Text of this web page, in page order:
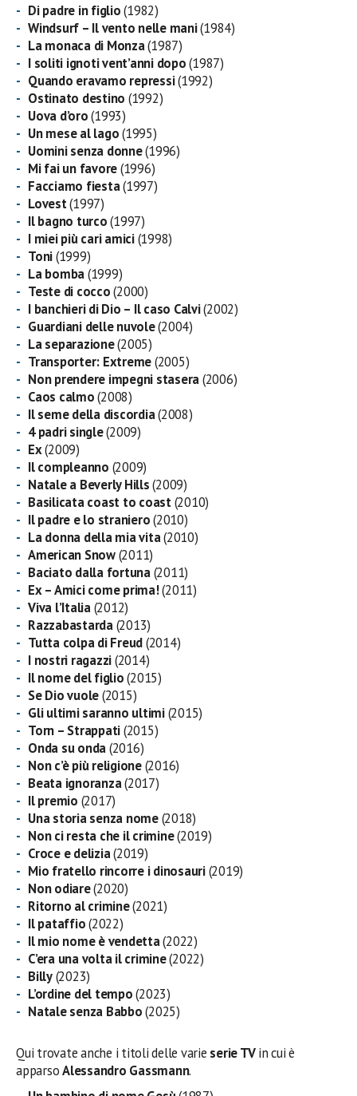
Di padre in figlio(1982)
Windsurf – Il vento nelle mani(1984)
La monaca di Monza(1987)
I soliti ignoti vent’anni dopo(1987)
Quando eravamo repressi(1992)
Ostinato destino (1992)
Uova d’oro(1993)
Un mese al lago(1995)
Uomini senza donne(1996)
Mi fai un favore(1996)
Facciamo fiesta(1997)
Lovest(1997)
Il bagno turco(1997)
I miei più cari amici(1998)
Toni(1999)
La bomba(1999)
Teste di cocco(2000)
I banchieri di Dio – Il caso Calvi(2002)
Guardiani delle nuvole(2004)
La separazione(2005)
Transporter: Extreme(2005)
Non prendere impegni stasera(2006)
Caos calmo(2008)
Il seme della discordia(2008)
4 padri single(2009)
Ex(2009)
Il compleanno (2009)
Natale a Beverly Hills(2009)
Basilicata coast to coast(2010)
Il padre e lo straniero(2010)
La donna della mia vita(2010)
American Snow(2011)
Baciato dalla fortuna(2011)
Ex – Amici come prima!(2011)
Viva l’Italia(2012)
Razzabastarda(2013)
Tutta colpa di Freud(2014)
I nostri ragazzi(2014)
Il nome del figlio(2015)
Se Dio vuole(2015)
Gli ultimi saranno ultimi(2015)
Torn – Strappati(2015)
Onda su onda(2016)
Non c’è più religione(2016)
Beata ignoranza(2017)
Il premio (2017)
Una storia senza nome(2018)
Non ci resta che il crimine(2019)
Croce e delizia(2019)
Mio fratello rincorre i dinosauri(2019)
Non odiare(2020)
Ritorno al crimine(2021)
Il pataffio(2022)
Il mio nome è vendetta(2022)
C’era una volta il crimine(2022)
Billy(2023)
L’ordine del tempo(2023)
Natale senza Babbo(2025)
Qui trovate anche i titoli delle varie serie TVin cui è
apparsoAlessandro Gassmann.